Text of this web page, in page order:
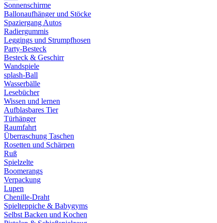
Sonnenschirme
Ballonaufhänger und Stöcke
Spaziergang Autos
Radiergummis
Leggings und Strumpfhosen
Party-Besteck
Besteck & Geschirr
Wandspiele
splash-Ball
Wasserbälle
Lesebücher
Wissen und lernen
Aufblasbares Tier
Türhänger
Raumfahrt
Überraschung Taschen
Rosetten und Schärpen
Ruß
Spielzelte
Boomerangs
Verpackung
Lupen
Chenille-Draht
Spielteppiche & Babygyms
Selbst Backen und Kochen